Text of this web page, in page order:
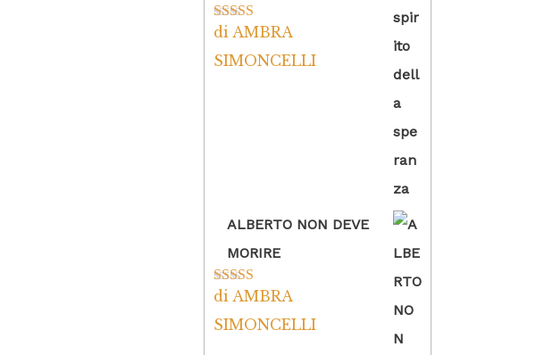
Valutato5su
di AMBRA
SIMONCELLI
ALBERTO NON DEVE
MORIRE
Valutato5su
di AMBRA
SIMONCELLI